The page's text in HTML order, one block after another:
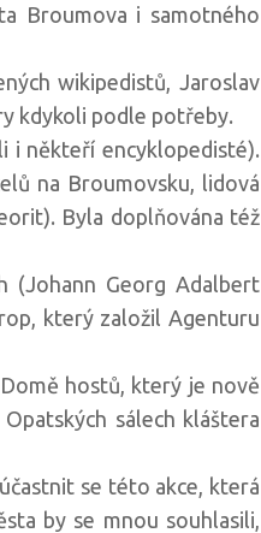
Broumova i samotného
wikipedistů, Jaroslav
kdykoli podle potřeby.
i někteří encyklopedisté).
na Broumovsku, lidová
Byla doplňována též
(Johann Georg Adalbert
který založil Agenturu
hostů, který je nově
sálech kláštera
se této akce, která
by se mnou souhlasili,